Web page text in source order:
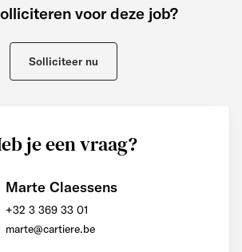
voor deze job?
Solliciteer nu
je een vraag?
Marte Claessens
+32 3 369 33 01
marte@cartiere.be